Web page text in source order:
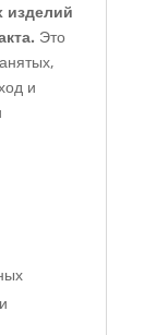
изделий
Это
и